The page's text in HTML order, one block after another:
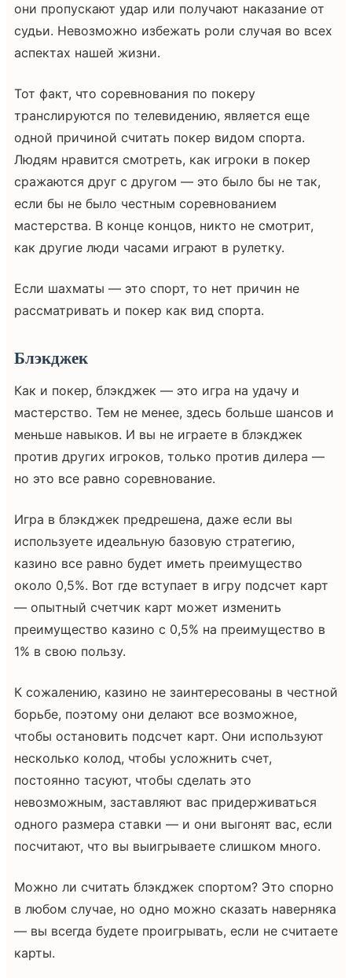
они пропускают удар или получают наказание от
судьи. Невозможно избежать роли случая во всех
аспектах нашей жизни.
Тот факт, что соревнования по покеру
транслируются по телевидению, является еще
одной причиной считать покер видом спорта.
Людям нравится смотреть, как игроки в покер
сражаются друг с другом — это было бы не так,
если бы не было честным соревнованием
мастерства. В конце концов, никто не смотрит,
как другие люди часами играют в рулетку.
Если шахматы — это спорт, то нет причин не
рассматривать и покер как вид спорта.
Блэкджек
Как и покер, блэкджек — это игра на удачу и
мастерство. Тем не менее, здесь больше шансов и
меньше навыков. И вы не играете в блэкджек
против других игроков, только против дилера —
но это все равно соревнование.
Игра в блэкджек предрешена, даже если вы
используете идеальную базовую стратегию,
казино все равно будет иметь преимущество
около 0,5%. Вот где вступает в игру подсчет карт
— опытный счетчик карт может изменить
преимущество казино с 0,5% на преимущество в
1% в свою пользу.
К сожалению, казино не заинтересованы в честной
борьбе, поэтому они делают все возможное,
чтобы остановить подсчет карт. Они используют
несколько колод, чтобы усложнить счет,
постоянно тасуют, чтобы сделать это
невозможным, заставляют вас придерживаться
одного размера ставки — и они выгонят вас, если
посчитают, что вы выигрываете слишком много.
Можно ли считать блэкджек спортом? Это спорно
в любом случае, но одно можно сказать наверняка
— вы всегда будете проигрывать, если не считаете
карты.